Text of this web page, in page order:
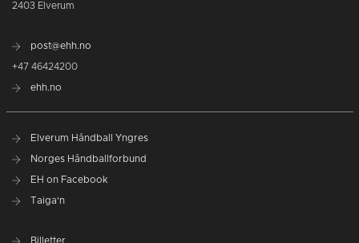
2403 Elverum
post@ehh.no
+47 46424200
ehh.no
Elverum Håndball Yngres
Norges Håndballforbund
EH on Facebook
Taiga'n
Billetter